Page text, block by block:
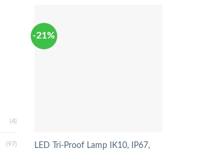
(4)
(97)
-21%
LED Tri-Proof Lamp IK10, IP67,